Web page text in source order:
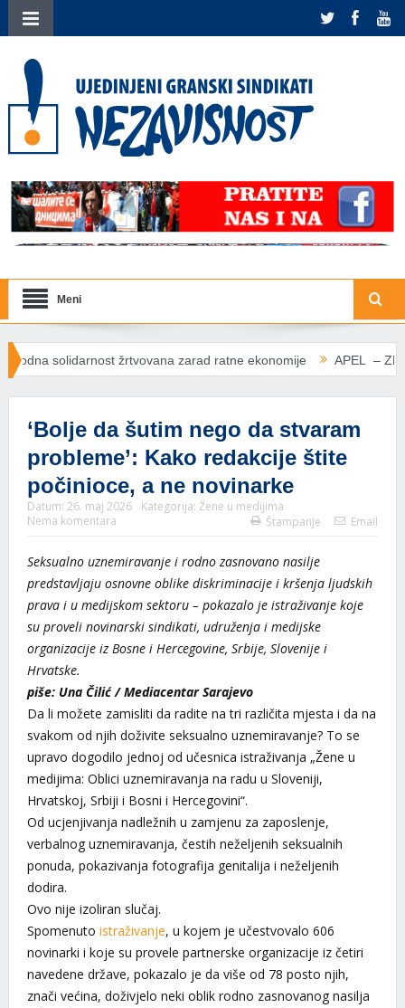
Meni
žrtvovana zarad ratne ekonomije APEL – ZDRAVLJE IZNAD
‘Bolje da šutim nego da stvaram
probleme’: Kako redakcije štite
počinioce, a ne novinarke
Datum: 26. maj 2026 Kategorija: Žene u medijima
Nema komentara
Štampanje Email
Seksualno uznemiravanje i rodno zasnovano nasilje
predstavljaju osnovne oblike diskriminacije i kršenja ljudskih
prava i u medijskom sektoru – pokazalo je istraživanje koje
su proveli novinarski sindikati, udruženja i medijske
organizacije iz Bosne i Hercegovine, Srbije, Slovenije i
Hrvatske.
piše: Una Čilić / Mediacentar Sarajevo
Da li možete zamisliti da radite na tri različita mjesta i da na
svakom od njih doživite seksualno uznemiravanje? To se
upravo dogodilo jednoj od učesnica istraživanja „Žene u
medijima: Oblici uznemiravanja na radu u Sloveniji,
Hrvatskoj, Srbiji i Bosni i Hercegovini“.
Od ucjenjivanja nadležnih u zamjenu za zaposlenje,
verbalnog uznemiravanja, čestih neželjenih seksualnih
ponuda, pokazivanja fotografija genitalija i neželjenih
dodira.
Ovo nije izoliran slučaj.
Spomenuto istraživanje, u kojem je učestvovalo 606
novinarki i koje su provele partnerske organizacije iz četiri
navedene države, pokazalo je da više od 78 posto njih,
znači većina, doživjelo neki oblik rodno zasnovanog nasilja